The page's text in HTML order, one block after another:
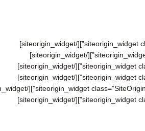
[/siteorigin_widget]
[/siteorigin_widget]
[/siteorigin_widget]
[/siteorigin_widget]
[/siteorigin_widget]
[/siteorigin_widget]